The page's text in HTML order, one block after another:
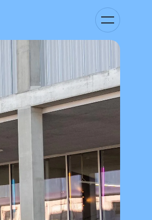
Kategorie-
Navigation
anzeigen